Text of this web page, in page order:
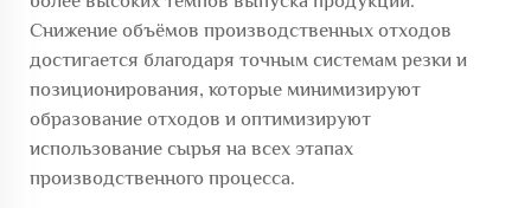
Снижение объёмов производственных отходов
достигается благодаря точным системам резки и
позиционирования, которые минимизируют
образование отходов и оптимизируют
использование сырья на всех этапах
производственного процесса.